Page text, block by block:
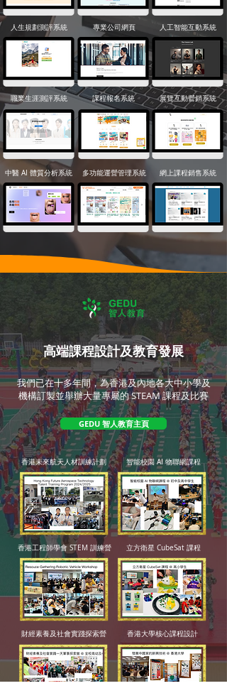
人生規劃測評系統 人工智能互動系統
專業公司網頁
職業生涯測評系統 課程報名系統 展覽互動營銷系統
中醫 AI 體質分析系統 多功能運營管理系統 網上課程銷售系統
高端課程設計及教育發展
我們已在十多年間，為香港及內地各大中小學及
機構訂製並舉辦大量專屬的 STEAM 課程及比賽
GEDU 智人教育主頁
香港未來航天人材訓練計劃 智能校園 AI 物聯網課程
香港工程師學會 STEM 訓練營 立方衛星 CubeSat 課程
財經素養及社會實踐探索營 香港大學核心課程設計